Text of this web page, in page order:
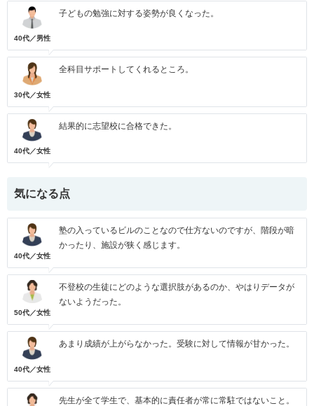
40代／男性
子どもの勉強に対する姿勢が良くなった。
30代／女性
全科目サポートしてくれるところ。
40代／女性
結果的に志望校に合格できた。
気になる点
40代／女性
塾の入っているビルのことなので仕方ないのですが、階段が暗
かったり、施設が狭く感じます。
50代／女性
不登校の生徒にどのような選択肢があるのか、やはりデータが
ないようだった。
40代／女性
あまり成績が上がらなかった。受験に対して情報が甘かった。
先生が全て学生で、基本的に責任者が常に常駐ではないこと。